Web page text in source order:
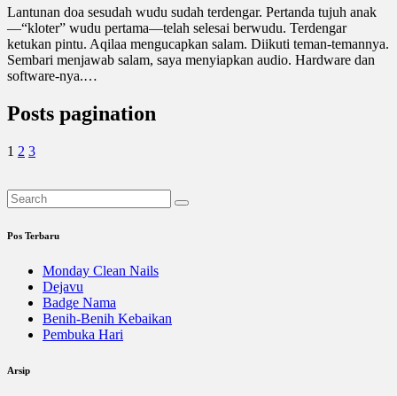
Lantunan doa sesudah wudu sudah terdengar. Pertanda tujuh anak
—“kloter” wudu pertama—telah selesai berwudu. Terdengar
ketukan pintu. Aqilaa mengucapkan salam. Diikuti teman-temannya.
Sembari menjawab salam, saya menyiapkan audio. Hardware dan
software-nya.…
Posts pagination
1 2 3
Pos Terbaru
Monday Clean Nails
Dejavu
Badge Nama
Benih-Benih Kebaikan
Pembuka Hari
Arsip